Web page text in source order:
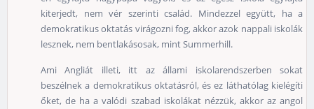
kiterjedt, nem vér szerinti család. Mindezzel együtt, ha a
demokratikus oktatás virágozni fog, akkor azok nappali iskolák
lesznek, nem bentlakásosak, mint Summerhill.
Ami Angliát illeti, itt az állami iskolarendszerben sokat
beszélnek a demokratikus oktatásról, és ez láthatólag kielégíti
őket, de ha a valódi szabad iskolákat nézzük, akkor az angol